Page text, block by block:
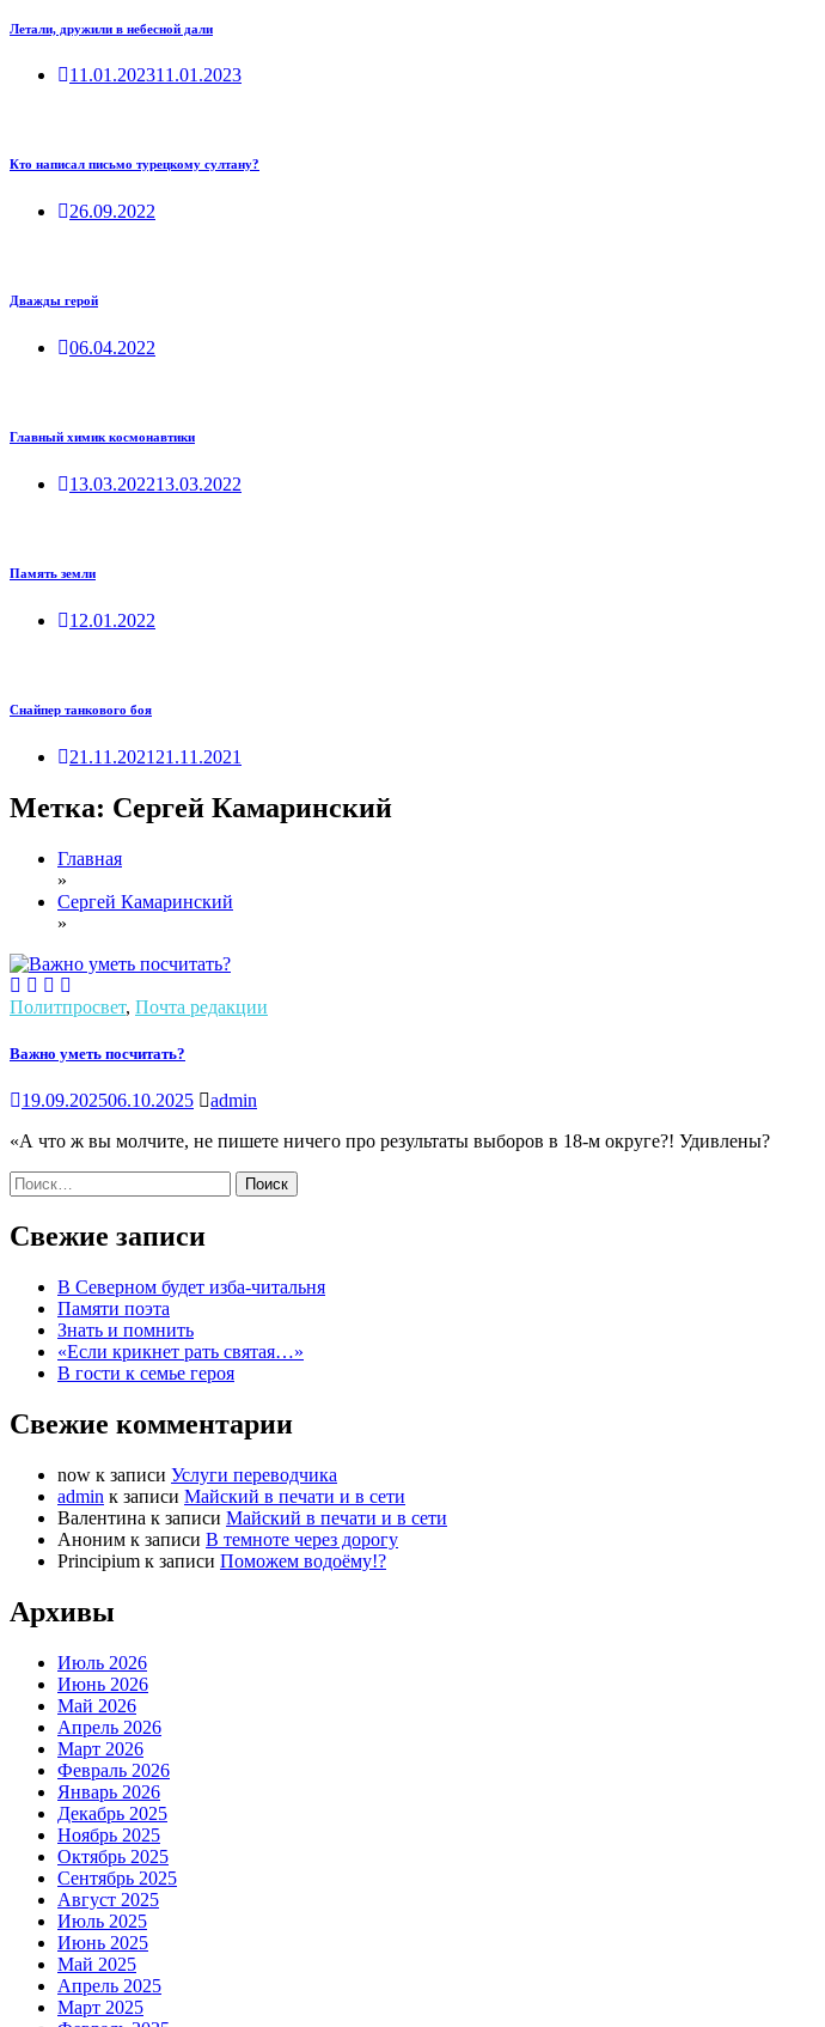
Летали, дружили в небесной дали
11.01.202311.01.2023
Кто написал письмо турецкому султану?
26.09.2022
Дважды герой
06.04.2022
Главный химик космонавтики
13.03.202213.03.2022
Память земли
12.01.2022
Снайпер танкового боя
21.11.2021 21.11.2021
Метка: Сергей Камаринский
Главная
»
Сергей Камаринский
»
Политпросвет, Почта редакции
Важно уметь посчитать?
19.09.202506.10.2025
admin
«А что ж вы молчите, не пишете ничего про результаты выборов в 18-м округе?! Удивлены?
Найти:
Свежие записи
В Северном будет изба-читальня
Памяти поэта
Знать и помнить
«Если крикнет рать святая…»
В гости к семье героя
Свежие комментарии
now к записи Услуги переводчика
admin к записи Майский в печати и в сети
Валентина к записи Майский в печати и в сети
Аноним к записи В темноте через дорогу
Principium к записи Поможем водоёму!?
Архивы
Июль 2026
Июнь 2026
Май 2026
Апрель 2026
Март 2026
Февраль 2026
Январь 2026
Декабрь 2025
Ноябрь 2025
Октябрь 2025
Сентябрь 2025
Август 2025
Июль 2025
Июнь 2025
Май 2025
Апрель 2025
Март 2025